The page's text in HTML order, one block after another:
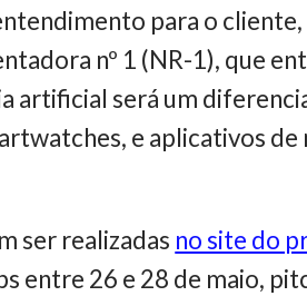
para o
nº 1 (NR-1), que
artificial será um
e aplicativos de
ser realizadas no site do
entre 26 e 28 de maio,